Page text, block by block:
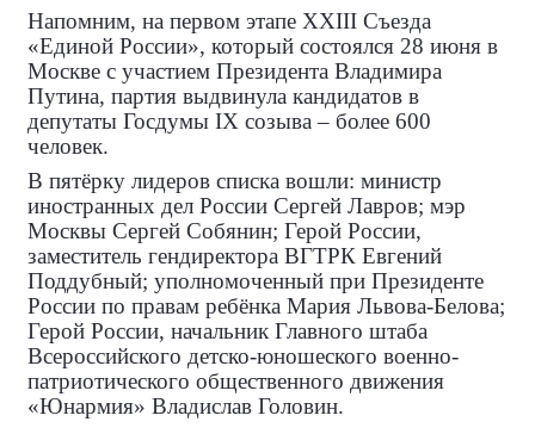
Напомним, на первом этапе XXIII Съезда
«Единой России», который состоялся 28 июня в
Москве с участием Президента Владимира
Путина, партия выдвинула кандидатов в
депутаты Госдумы IX созыва – более 600
человек.
В пятёрку лидеров списка вошли: министр
иностранных дел России Сергей Лавров; мэр
Москвы Сергей Собянин; Герой России,
заместитель гендиректора ВГТРК Евгений
Поддубный; уполномоченный при Президенте
России по правам ребёнка Мария Львова-Белова;
Герой России, начальник Главного штаба
Всероссийского детско-юношеского военно-
патриотического общественного движения
«Юнармия» Владислав Головин.